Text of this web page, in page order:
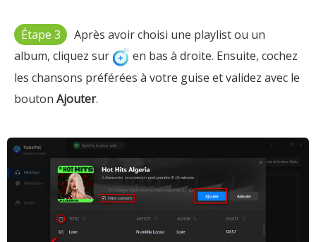
Étape 3
Après avoir choisi une playlist ou un
album, cliquez sur
en bas à droite. Ensuite, cochez
les chansons préférées à votre guise et validez avec le
bouton Ajouter.